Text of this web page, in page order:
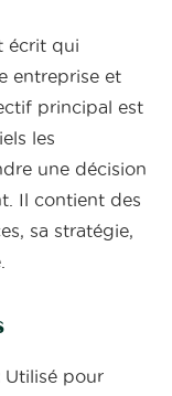
écrit qui
entreprise et
principal est
les
une décision
Il contient des
sa stratégie,
Utilisé pour